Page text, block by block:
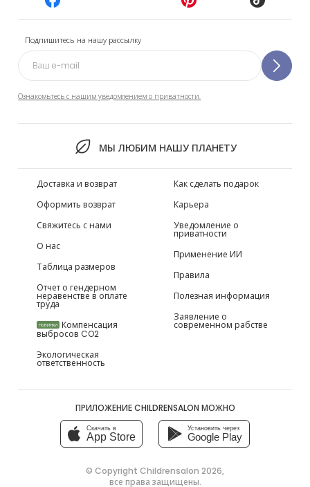
Подпишитесь на нашу рассылку
Ознакомьтесь с нашим уведомлением о приватности.
МЫ ЛЮБИМ НАШУ ПЛАНЕТУ
Доставка и возврат
Оформить возврат
Свяжитесь с нами
О нас
Таблица размеров
Отчет о гендерном
неравенстве в оплате
труда
НОВИНКИ Компенсация
выбросов CO2
Экологическая
ответственность
Как сделать подарок
Карьера
Уведомление о
приватности
Применение ИИ
Правила
Полезная информация
Заявление о
современном рабстве
ПРИЛОЖЕНИЕ CHILDRENSALON МОЖНО
Скачать в
App Store
Установить через
Google Play
© Copyright Childrensalon 2026,
все права защищены.